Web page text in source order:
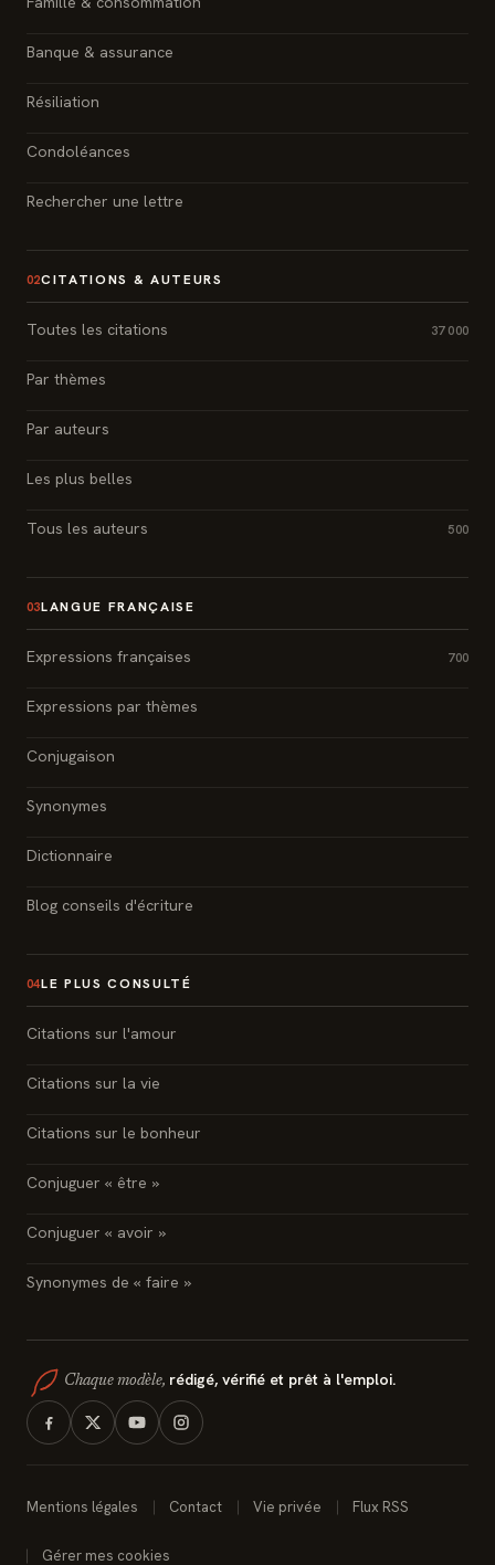
Banque & assurance
Résiliation
Condoléances
Rechercher une lettre
02CITATIONS & AUTEURS
Toutes les citations 37 000
Par thèmes
Par auteurs
Les plus belles
Tous les auteurs 500
03LANGUE FRANÇAISE
Expressions françaises 700
Expressions par thèmes
Conjugaison
Synonymes
Dictionnaire
Blog conseils d'écriture
04LE PLUS CONSULTÉ
Citations sur l'amour
Citations sur la vie
Citations sur le bonheur
Conjuguer « être »
Conjuguer « avoir »
Synonymes de « faire »
Chaque modèle, rédigé, vérifié et prêt à l'emploi.
Mentions légales Contact Vie privée Flux RSS
Gérer mes cookies